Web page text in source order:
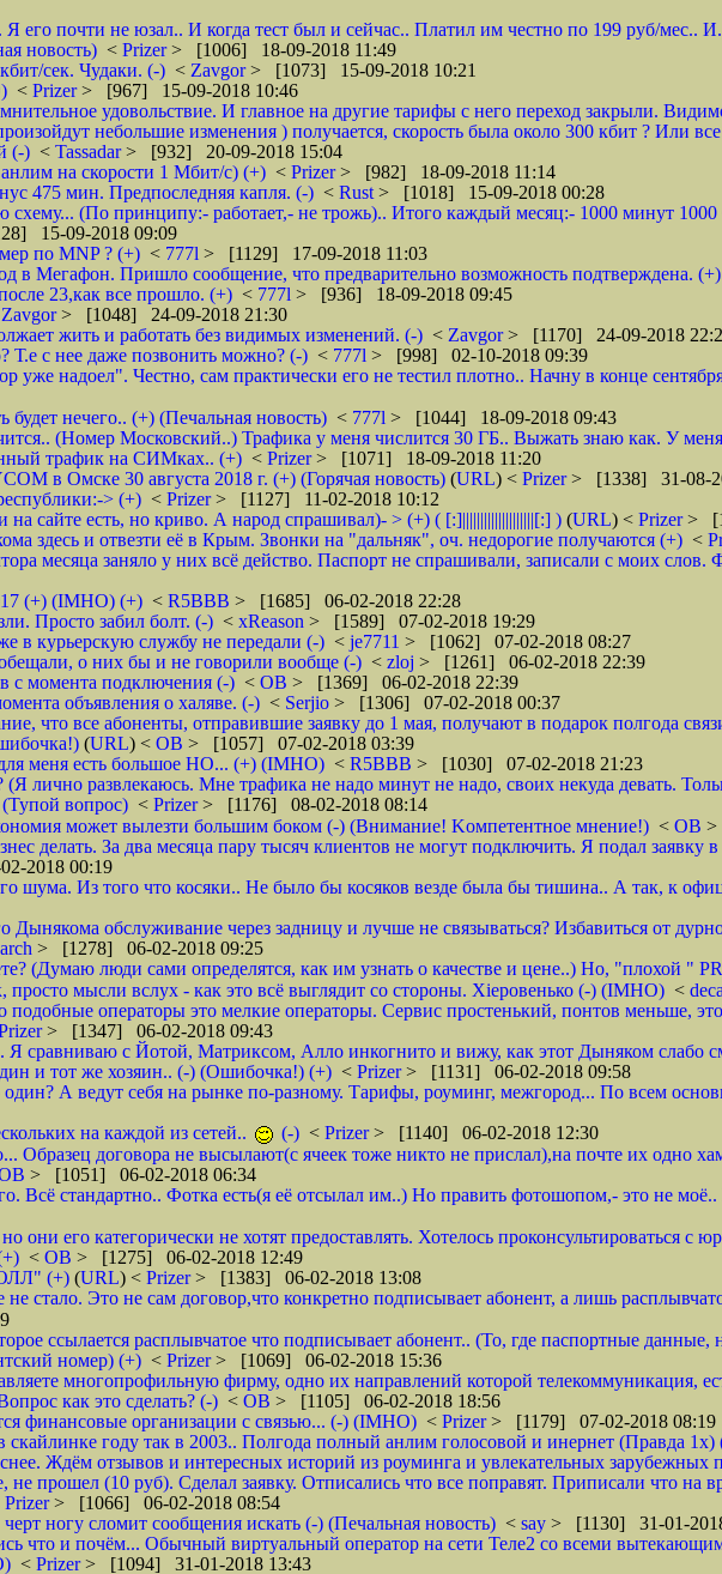
его почти не юзал.. И когда тест был и сейчас.. Платил им честно по 199 руб/
новость) < Prizer> [1006] 18-09-2018 11:49
сек. Чудаки. (-) < Zavgor> [1073] 15-09-2018 10:21
< Prizer> [967] 15-09-2018 10:46
удовольствие. И главное на другие тарифы с него переход закрыли.
небольшие изменения ) получается, скорость была около 300 кбит ? Или
(-) < Tassadar> [932] 20-09-2018 15:04
на скорости 1 Мбит/с) (+) < Prizer> [982] 18-09-2018 11:14
475 мин. Предпоследняя капля. (-) < Rust > [1018] 15-09-2018 00:28
схему... (По принципу:- работает,- не трожь).. Итого каждый месяц:- 1000 минут
15-09-2018 09:09
по MNP ? (+) < 777l > [1129] 17-09-2018 11:03
в Мегафон. Пришло сообщение, что предварительно возможность подтверждена. (+)
23,как все прошло. (+) < 777l > [936] 18-09-2018 09:45
Zavgor> [1048] 24-09-2018 21:30
жить и работать без видимых изменений. (-) < Zavgor> [1170] 24-09-2018
Т.е с нее даже позвонить можно? (-) < 777l > [998] 02-10-2018 09:39
уже надоел". Честно, сам практически его не тестил плотно.. Начну в конце
нечего.. (+) (Печальная новость) < 777l > [1044] 18-09-2018 09:43
(Номер Московский..) Трафика у меня числится 30 ГБ.. Выжать знаю как. У
трафик на СИМках.. (+) < Prizer> [1071] 18-09-2018 11:20
в Омске 30 августа 2018 г. (+) (Горячая новость) (URL) < Prizer> [1338] 31-08-
> (+) < Prizer> [1127] 11-02-2018 10:12
сайте есть, но криво. А народ спрашивал)- > (+) ( [:]||||||||||||||||||||[:] ) (URL) < Prizer>
здесь и отвезти её в Крым. Звонки на "дальняк", оч. недорогие получаются (+) <
месяца заняло у них всё действо. Паспорт не спрашивали, записали с моих слов.
(+) (IMHO) (+) < R5BBB > [1685] 06-02-2018 22:28
Просто забил болт. (-) < xReason > [1589] 07-02-2018 19:29
в курьерскую службу не передали (-) < je7711 > [1062] 07-02-2018 08:27
о них бы и не говорили вообще (-) < zloj > [1261] 06-02-2018 22:39
с момента подключения (-) < ОВ > [1369] 06-02-2018 22:39
объявления о халяве. (-) < Serjio > [1306] 07-02-2018 00:37
что все абоненты, отправившие заявку до 1 мая, получают в подарок полгода
(URL) < ОВ > [1057] 07-02-2018 03:39
меня есть большое НО... (+) (IMHO) < R5BBB > [1030] 07-02-2018 21:23
(Я лично развлекаюсь. Мне трафика не надо минут не надо, своих некуда девать.
вопрос) < Prizer> [1176] 08-02-2018 08:14
может вылезти большим боком (-) (Внимание! Kомпетентное мнение!) < ОВ >
делать. За два месяца пару тысяч клиентов не могут подключить. Я подал заявку
2018 00:19
шума. Из того что косяки.. Не было бы косяков везде была бы тишина.. А так, к
Дынякома обслуживание через задницу и лучше не связываться? Избавиться от
> [1278] 06-02-2018 09:25
(Думаю люди сами определятся, как им узнать о качестве и цене..) Но, "плохой "
просто мысли вслух - как это всё выглядит со стороны. Хieровенько (-) (IMHO) <
подобные операторы это мелкие операторы. Сервис простенький, понтов меньше,
> [1347] 06-02-2018 09:43
Я сравниваю с Йотой, Матриксом, Алло инкогнито и вижу, как этот Дыняком слабо
и тот же хозяин.. (-) (Ошибочка!) (+) < Prizer> [1131] 06-02-2018 09:58
один? А ведут себя на рынке по-разному. Тарифы, роуминг, межгород... По всем
на каждой из сетей..
(-) < Prizer> [1140] 06-02-2018 12:30
Образец договора не высылают(с ячеек тоже никто не прислал),на почте их одно
> [1051] 06-02-2018 06:34
Всё стандартно.. Фотка есть(я её отсылал им..) Но править фотошопом,- это не
они его категорически не хотят предоставлять. Хотелось проконсультироваться с
< ОВ > [1275] 06-02-2018 12:49
(+) (URL) < Prizer> [1383] 06-02-2018 13:08
не стало. Это не сам договор,что конкретно подписывает абонент, а лишь
ссылается расплывчатое что подписывает абонент.. (То, где паспортные
номер) (+) < Prizer> [1069] 06-02-2018 15:36
многопрофильную фирму, одно их направлений которой телекоммуникация,
как это сделать? (-) < ОВ > [1105] 06-02-2018 18:56
финансовые организации с связью... (-) (IMHO) < Prizer> [1179] 07-02-2018 08:19
скайлинке году так в 2003.. Полгода полный анлим голосовой и инернет (Правда 1х)
Ждём отзывов и интересных историй из роуминга и увлекательных зарубежных
прошел (10 руб). Сделал заявку. Отписались что все поправят. Приписали что на
Prizer> [1066] 06-02-2018 08:54
ногу сломит сообщения искать (-) (Печальная новость) < say > [1130] 31-01-
что и почём... Обычный виртуальный оператор на сети Теле2 со всеми
< Prizer> [1094] 31-01-2018 13:43